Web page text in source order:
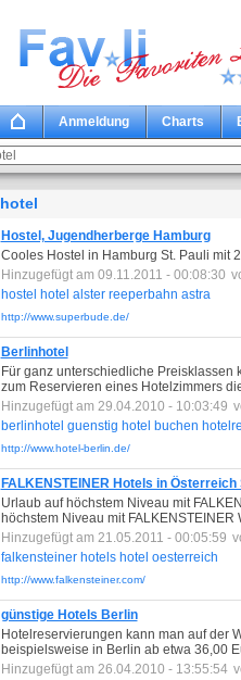
Anmeldung Charts
hotel
Hostel, Jugendherberge Hamburg
Cooles Hostel in Hamburg St. Pauli mit
Hinzugefügt am 09.11.2011 - 00:08:30
hostel
hotel alster reeperbahn astra
http://www.superbude.de/
Berlinhotel
Für ganz unterschiedliche
zum Reservieren eines Hotelzimmers
Hinzugefügt am 29.04.2010 - 10:03:49
berlinhotel guenstig hotel buchen
http://www.hotel-berlin.de/
FALKENSTEINER Hotels in
Urlaub auf höchstem Niveau mit
höchstem Niveau mit
Hinzugefügt am 21.05.2011 - 00:05:59
falkensteiner hotels hotel oesterreich
http://www.falkensteiner.com/
günstige Hotels Berlin
Hotelreservierungen kann man auf der
beispielsweise in Berlin ab etwa 36,00
Hinzugefügt am 26.04.2010 - 13:55:54